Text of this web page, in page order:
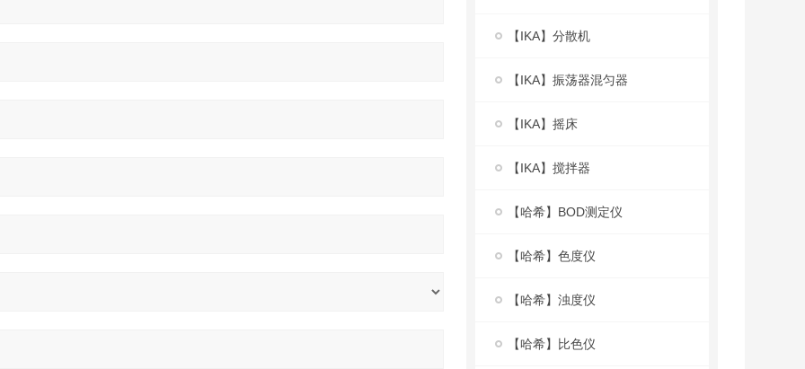
【IKA】分散机
【IKA】振荡器混匀器
【IKA】摇床
【IKA】搅拌器
【哈希】BOD测定仪
【哈希】色度仪
【哈希】浊度仪
【哈希】比色仪